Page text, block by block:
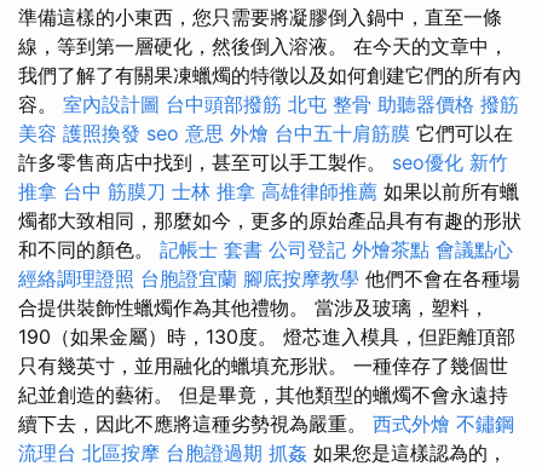
準備這樣的小東西，您只需要將凝膠倒入鍋中，直至一條
線，等到第一層硬化，然後倒入溶液。 在今天的文章中，
我們了解了有關果凍蠟燭的特徵以及如何創建它們的所有內
容。 室內設計圖 台中頭部撥筋 北屯 整骨 助聽器價格 撥筋
美容 護照換發 seo 意思 外燴 台中五十肩筋膜 它們可以在
許多零售商店中找到，甚至可以手工製作。 seo優化 新竹
推拿 台中 筋膜刀 士林 推拿 高雄律師推薦 如果以前所有蠟
燭都大致相同，那麼如今，更多的原始產品具有有趣的形狀
和不同的顏色。 記帳士 套書 公司登記 外燴茶點 會議點心
經絡調理證照 台胞證宜蘭 腳底按摩教學 他們不會在各種場
合提供裝飾性蠟燭作為其他禮物。 當涉及玻璃，塑料，
190（如果金屬）時，130度。 燈芯進入模具，但距離頂部
只有幾英寸，並用融化的蠟填充形狀。 一種倖存了幾個世
紀並創造的藝術。 但是畢竟，其他類型的蠟燭不會永遠持
續下去，因此不應將這種劣勢視為嚴重。 西式外燴 不鏽鋼
流理台 北區按摩 台胞證過期 抓姦 如果您是這樣認為的，